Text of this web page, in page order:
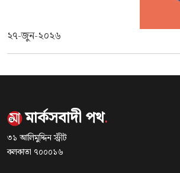
২৭-জুন-২০২৬
মার্কসবাদী পথ.
৩১ আলিমুদ্দিন স্ট্রীট
কলকাতা ৭০০০১৬